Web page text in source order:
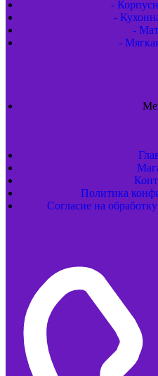
-
-
-
-
Политика
Согласие на